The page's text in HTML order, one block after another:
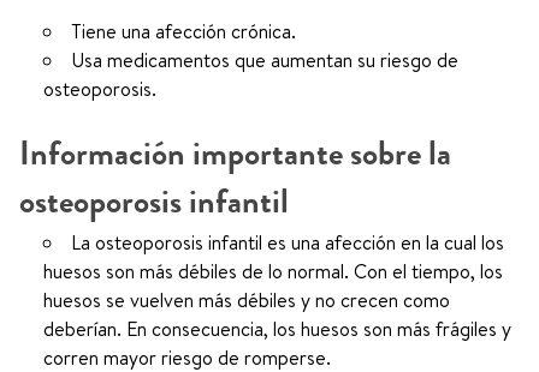
Tiene una afección crónica.
Usa medicamentos que aumentan su riesgo de
osteoporosis.
Información importante sobre la
osteoporosis infantil
La osteoporosis infantil es una afección en la cual los
huesos son más débiles de lo normal. Con el tiempo, los
huesos se vuelven más débiles y no crecen como
deberían. En consecuencia, los huesos son más frágiles y
corren mayor riesgo de romperse.